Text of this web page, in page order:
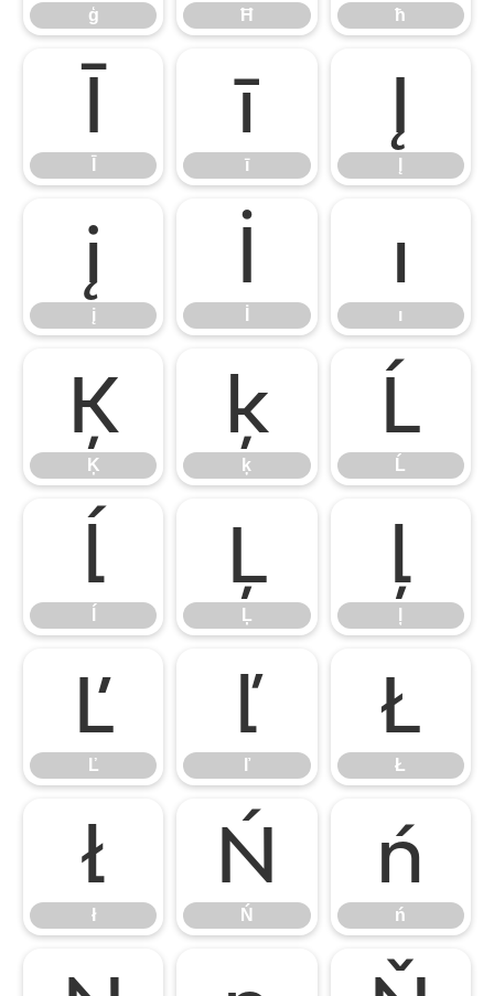
ģ Ħ ħ
Ī ī
ī
Į
į
į
İ ı
ı
Ķ
Ķ
ķ
ķ
Ĺ
Ĺ
ĺ Ļ
Ļ
ļ
Ľ
Ľ
ľ
ľ
Ł
Ł
ł
ł
Ń
Ń
ń
ń